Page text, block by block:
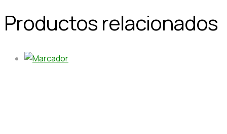
Productos relacionados